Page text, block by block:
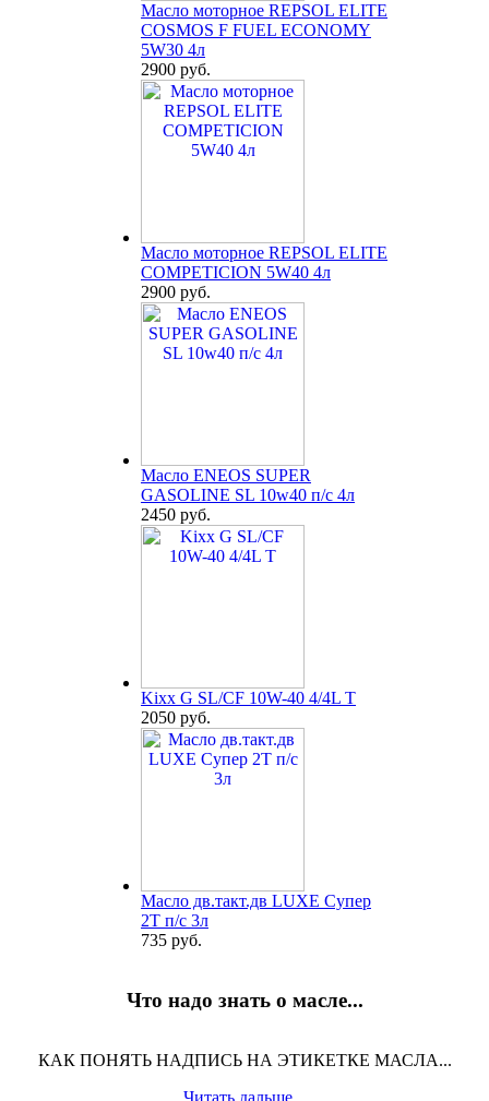
Масло моторное REPSOL ELITE
COSMOS F FUEL ECONOMY
5W30 4л
2900 руб.
Масло моторное REPSOL ELITE
COMPETICION 5W40 4л
2900 руб.
Масло ENEOS SUPER
GASOLINE SL 10w40 п/с 4л
2450 руб.
Kixx G SL/CF 10W-40 4/4L T
2050 руб.
Масло дв.такт.дв LUXE Супер
2Т п/с 3л
735 руб.
Что надо знать о масле...
КАК ПОНЯТЬ НАДПИСЬ НА ЭТИКЕТКЕ МАСЛА...
Читать дальше...